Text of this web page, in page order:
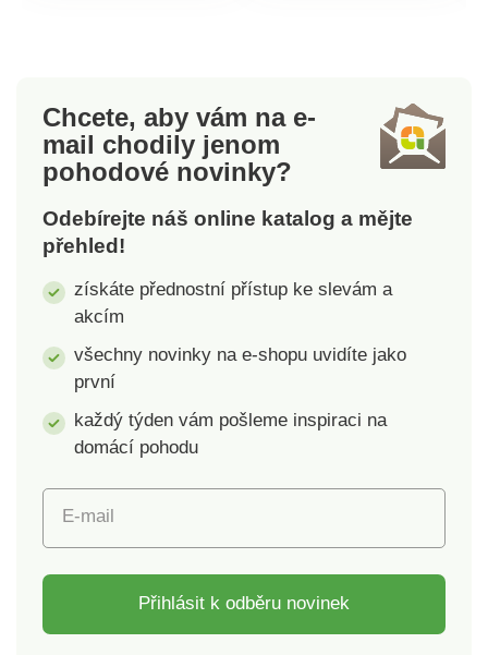
Chcete, aby vám na e-
mail chodily jenom
pohodové novinky?
Odebírejte náš online katalog a mějte
přehled!
získáte přednostní přístup ke slevám a
akcím
všechny novinky na e-shopu uvidíte jako
první
každý týden vám pošleme inspiraci na
domácí pohodu
E-mail
Přihlásit k odběru novinek